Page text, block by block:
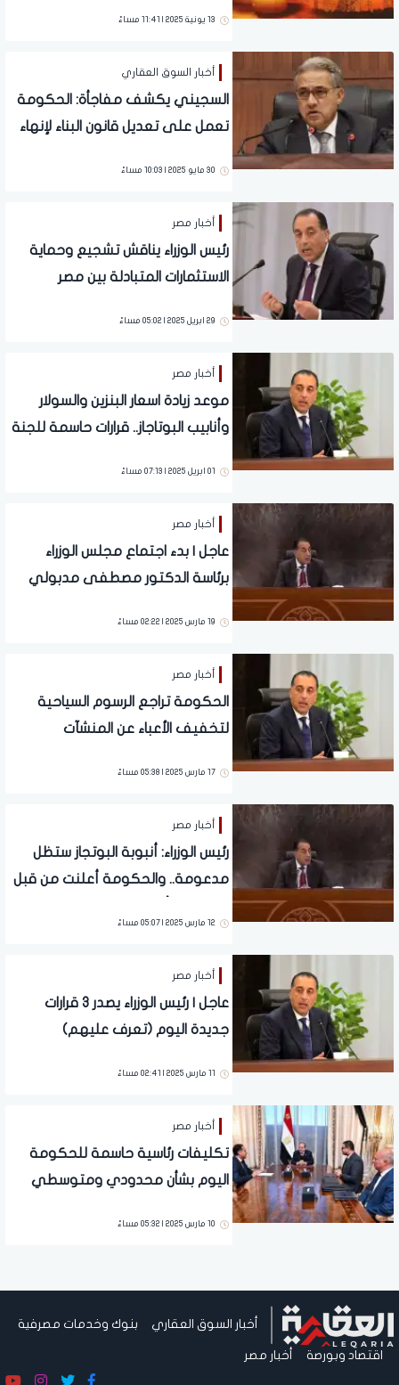
13 يونية 2025 | 11:41 مساءً
أخبار السوق العقاري
السجيني يكشف مفاجأة: الحكومة
تعمل على تعديل قانون البناء لإنهاء
30 مايو 2025 | 10:03 مساءً
أخبار مصر
رئيس الوزراء يناقش تشجيع وحماية
الاستثمارات المتبادلة بين مصر
29 ابريل 2025 | 05:02 مساءً
أخبار مصر
موعد زيادة اسعار البنزين والسولار
وأنابيب البوتاجاز.. قرارات حاسمة للجنة
01 ابريل 2025 | 07:13 مساءً
أخبار مصر
عاجل | بدء اجتماع مجلس الوزراء
برئاسة الدكتور مصطفى مدبولي
19 مارس 2025 | 02:22 مساءً
أخبار مصر
الحكومة تراجع الرسوم السياحية
لتخفيف الأعباء عن المنشآت
17 مارس 2025 | 05:38 مساءً
أخبار مصر
رئيس الوزراء: أنبوبة البوتجاز ستظل
مدعومة.. والحكومة أعلنت من قبل
12 مارس 2025 | 05:07 مساءً
أخبار مصر
عاجل | رئيس الوزراء يصدر 3 قرارات
جديدة اليوم (تعرف عليهم)
11 مارس 2025 | 02:41 مساءً
أخبار مصر
تكليفات رئاسية حاسمة للحكومة
اليوم بشأن محدودي ومتوسطي
10 مارس 2025 | 05:32 مساءً
أخبار السوق العقاري بنوك وخدمات مصرفية
اقتصاد وبورصة أخبار مصر